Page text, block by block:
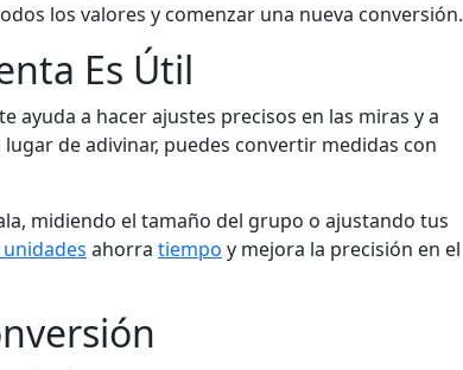
los valores y comenzar una nueva conversión.
Es Útil
ayuda a hacer ajustes precisos en las miras y a
de adivinar, puedes convertir medidas con
midiendo el tamaño del grupo o ajustando tus
ahorra tiempo y mejora la precisión en el